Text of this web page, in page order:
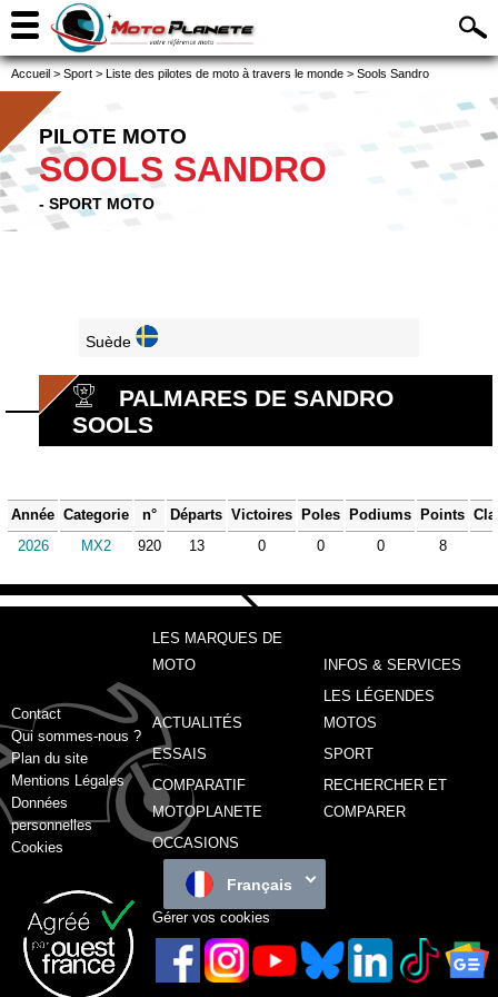
Accueil > Sport > Liste des pilotes de moto à travers le monde > Sools Sandro
PILOTE MOTO
SOOLS SANDRO
- SPORT MOTO
Suède
PALMARES DE SANDRO
SOOLS
Année Categorie n° Départs Victoires Poles Podiums Points
2026
MX2 920 13 0 0 0 8
Contact
Qui sommes-nous ?
Plan du site
Mentions Légales
Données
personnelles
Cookies
LES MARQUES DE
MOTO
INFOS & SERVICES
ACTUALITÉS
LES LÉGENDES
MOTOS
ESSAIS
SPORT
COMPARATIF
MOTOPLANETE
RECHERCHER ET
COMPARER
OCCASIONS
Français
Gérer vos cookies